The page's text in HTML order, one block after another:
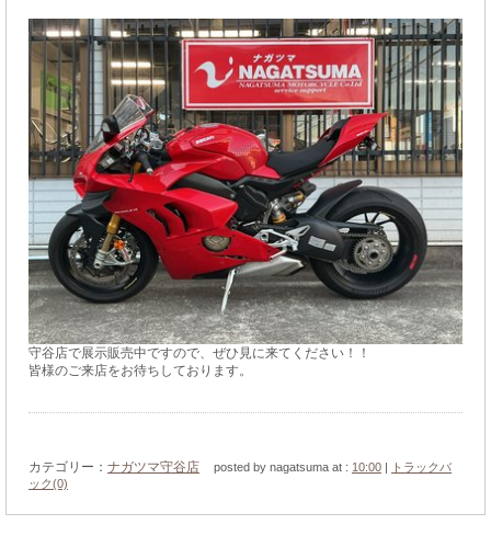
守谷店で展示販売中ですので、ぜひ見に来てください！！
皆様のご来店をお待ちしております。
カテゴリー： ナガツマ守谷店 posted by nagatsuma at : 10:00 |
トラックバ
ック(0)